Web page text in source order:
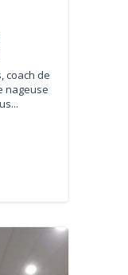
coach de
nageuse